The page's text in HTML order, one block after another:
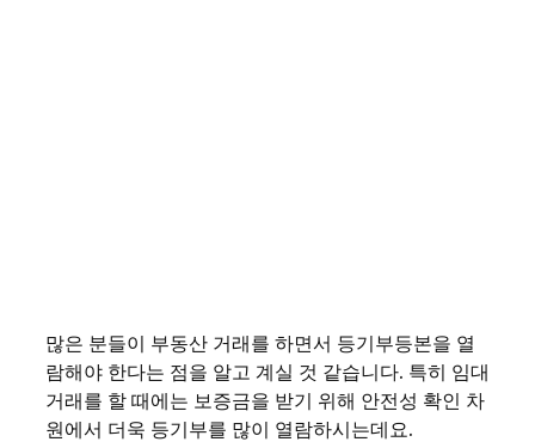
많은 분들이 부동산 거래를 하면서 등기부등본을 열
람해야 한다는 점을 알고 계실 것 같습니다. 특히 임대
거래를 할 때에는 보증금을 받기 위해 안전성 확인 차
원에서 더욱 등기부를 많이 열람하시는데요.